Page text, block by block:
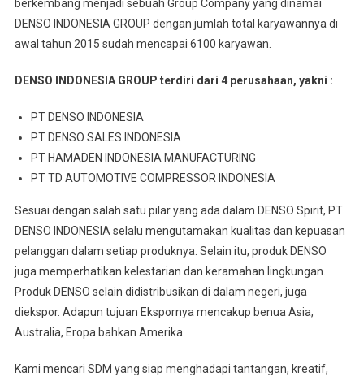
berkembang menjadi sebuah Group Company yang dinamai
DENSO INDONESIA GROUP dengan jumlah total karyawannya di
awal tahun 2015 sudah mencapai 6100 karyawan.
DENSO INDONESIA GROUP terdiri dari 4 perusahaan, yakni :
PT DENSO INDONESIA
PT DENSO SALES INDONESIA
PT HAMADEN INDONESIA MANUFACTURING
PT TD AUTOMOTIVE COMPRESSOR INDONESIA
Sesuai dengan salah satu pilar yang ada dalam DENSO Spirit, PT
DENSO INDONESIA selalu mengutamakan kualitas dan kepuasan
pelanggan dalam setiap produknya. Selain itu, produk DENSO
juga memperhatikan kelestarian dan keramahan lingkungan.
Produk DENSO selain didistribusikan di dalam negeri, juga
diekspor. Adapun tujuan Ekspornya mencakup benua Asia,
Australia, Eropa bahkan Amerika.
Kami mencari SDM yang siap menghadapi tantangan, kreatif,